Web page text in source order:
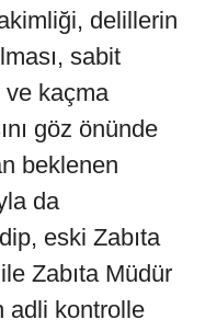
delillerin
sabit
ve kaçma
göz önünde
beklenen
da
eski Zabıta
Zabıta Müdür
adli kontrolle